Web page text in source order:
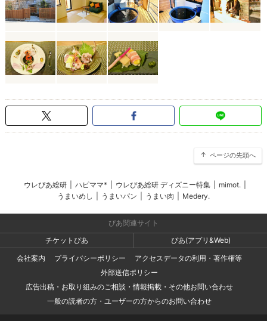
ページの先頭へ
ウレぴあ総研 ハピママ* ウレぴあ総研 ディズニー特集 mimot.
うまいめし
うまいパン うまい肉 Medery.
ぴあ関連サイト
チケットぴあ
ぴあ(アプリ&Web)
会社案内
プライバシーポリシー
アクセスデータの利用・著作権等
外部送信ポリシー
広告出稿・お取り組みのご相談・情報掲載・その他お問い合わせ
一般の読者の方・ユーザーの方からのお問い合わせ